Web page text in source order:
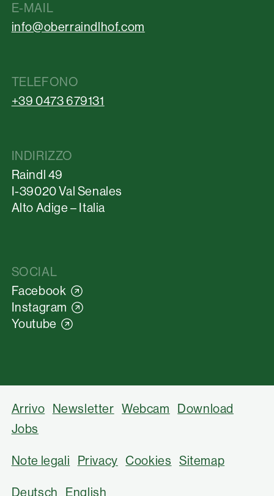
E-MAIL
info@oberraindlhof.com
TELEFONO
+39 0473 679131
INDIRIZZO
Raindl 49
I-39020 Val Senales
Alto Adige – Italia
SOCIAL
Facebook
Instagram
Youtube
Arrivo Newsletter Webcam
Download
Jobs
Note legali Privacy Cookies Sitemap
Deutsch English